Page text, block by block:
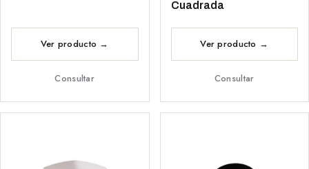
Consultar
Cuadrada
Consultar